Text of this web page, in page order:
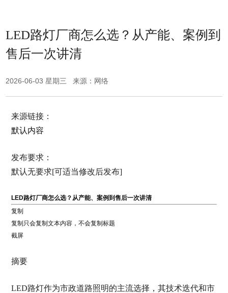
LED路灯厂商怎么选？从产能、案例到
售后一次讲清
2026-06-03 星期三 来源：网络
来源链接：
默认内容
发布要求：
默认无要求[可适当修改后发布]
LED路灯厂商怎么选？从产能、案例到售后一次讲清
复制
复制只会复制文本内容，不会复制标题
截屏
摘要
LED路灯作为市政道路照明的主流选择，其技术迭代和市